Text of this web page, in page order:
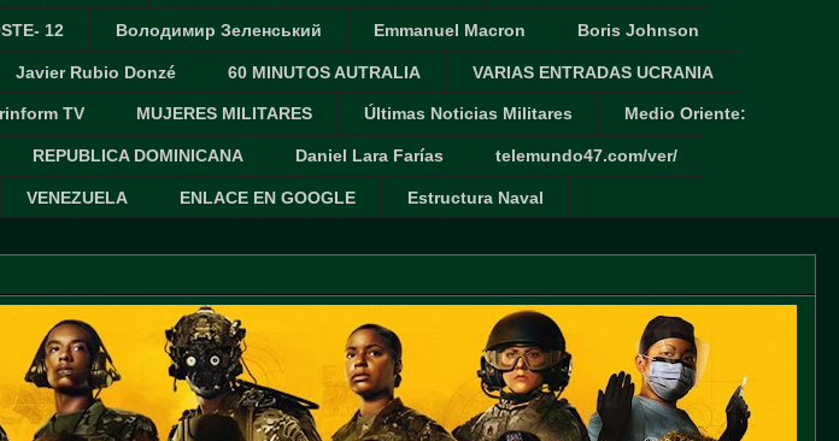
12 Володимир Зеленський Emmanuel Macron Boris Johnson
Javier Rubio Donzé 60 MINUTOS AUTRALIA VARIAS ENTRADAS UCRANIA
TV MUJERES MILITARES Últimas Noticias Militares Medio Oriente:
REPUBLICA DOMINICANA Daniel Lara Farías telemundo47.com/ver/
VENEZUELA ENLACE EN GOOGLE Estructura Naval